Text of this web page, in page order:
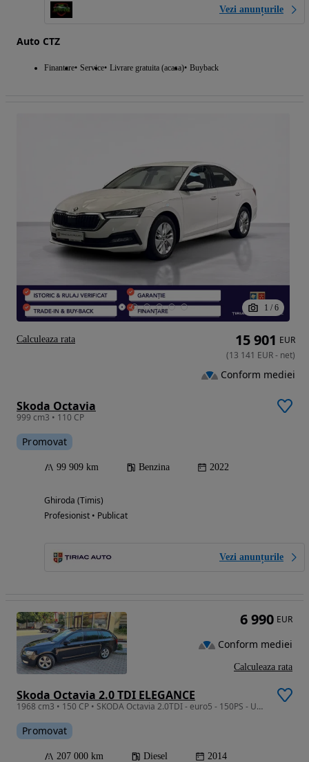
Vezi anunțurile
Auto CTZ
Finantare Service Livrare gratuita (acasa) Buyback
1 / 6
Skoda Octavia
999 cm3 • 110 CP
Promovat
99 909 km Benzina 2022
Ghiroda (Timis)
Profesionist • Publicat
Vezi anunțurile
15 901 EUR
(13 141 EUR- net)
Conform mediei
Calculeaza rata
Skoda Octavia 2.0 TDI ELEGANCE
1968 cm3 • 150 CP • SKODA Octavia 2.0TDI - euro5 - 150PS - UNIC proprietar !!
Promovat
207 000 km Diesel 2014
6 990 EUR
Conform mediei
Calculeaza rata